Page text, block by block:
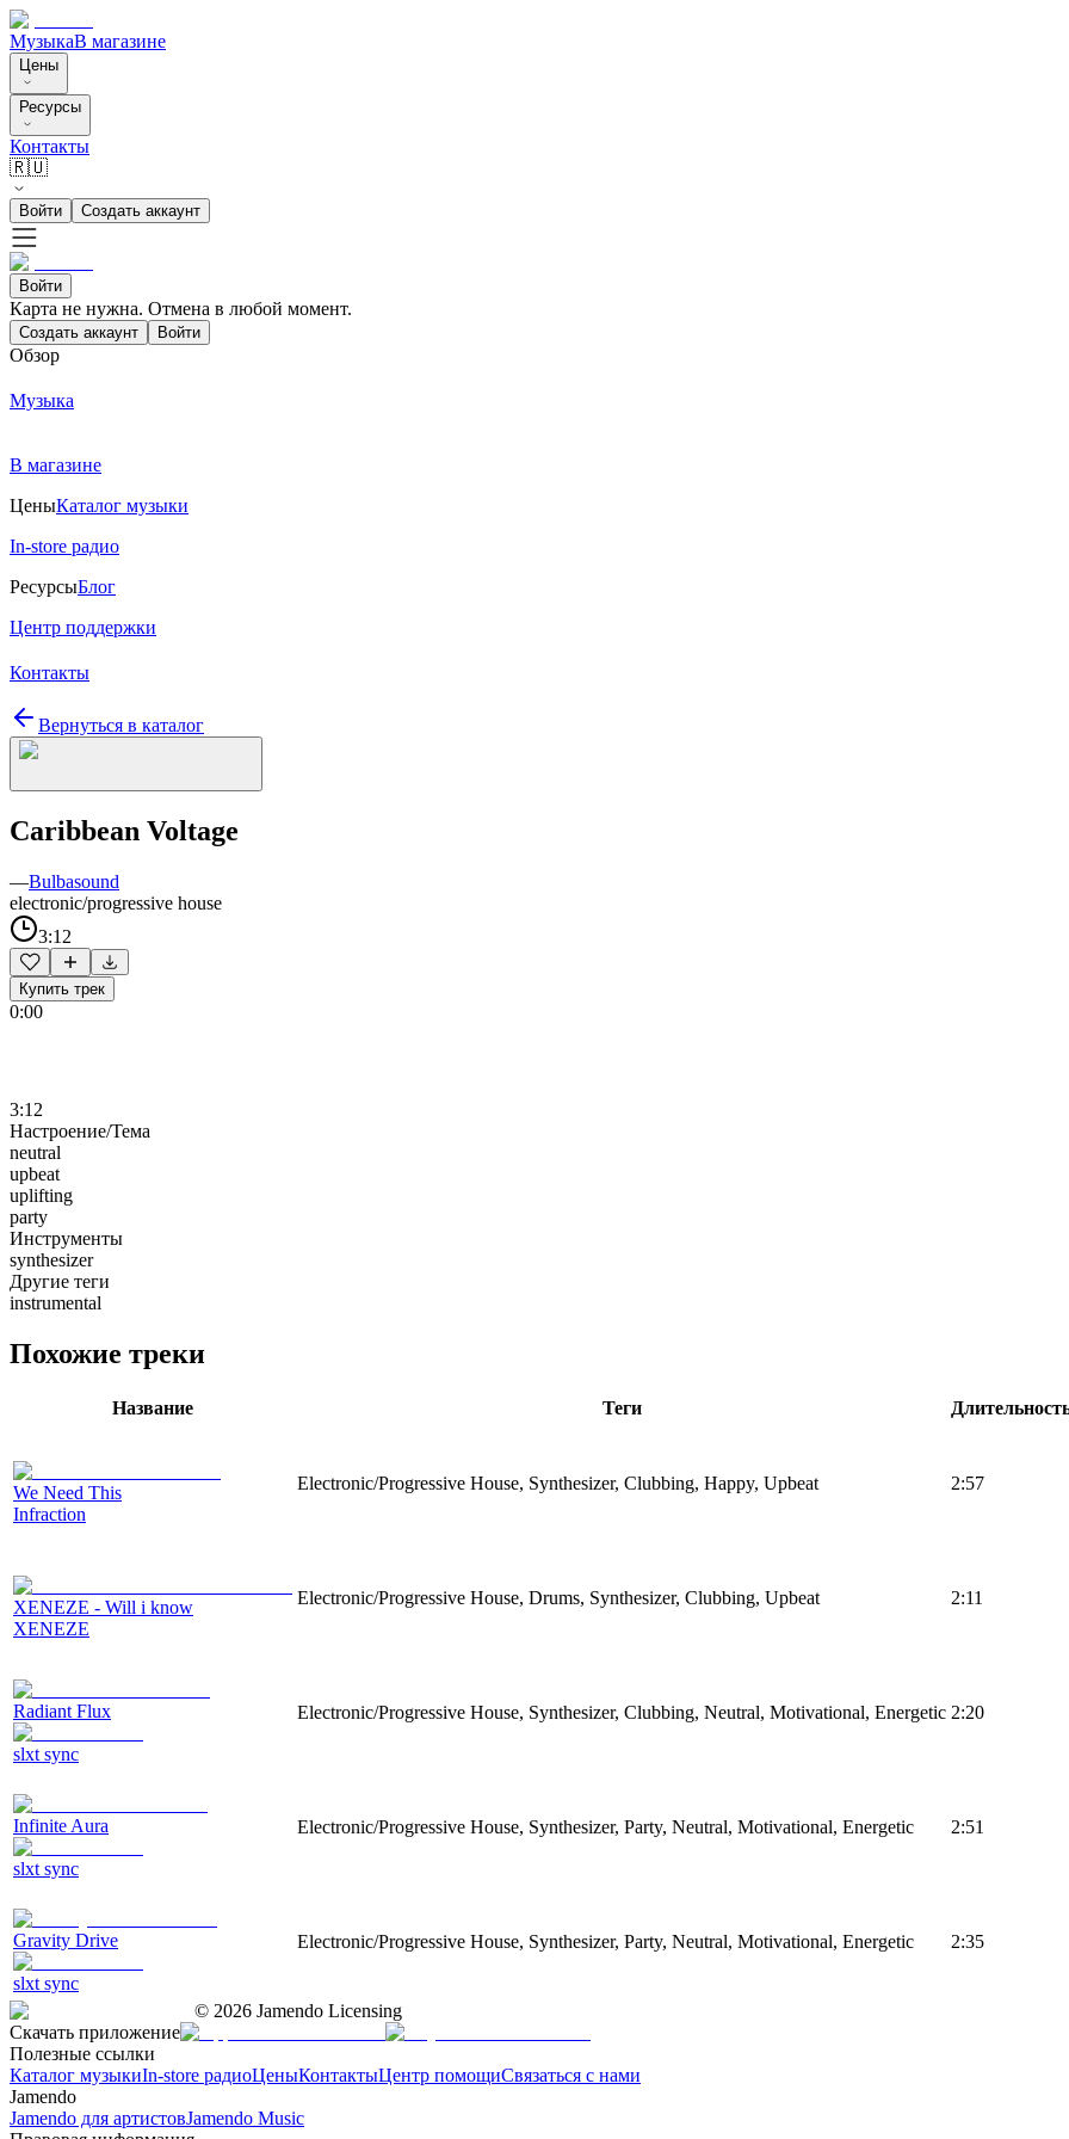
МузыкаВ магазине
Цены
Ресурсы
Контакты
🇷🇺
Войти Создать аккаунт
Войти
Карта не нужна. Отмена в любой момент.
Создать аккаунт Войти
Обзор
Музыка
В магазине
ЦеныКаталог музыки
In-store радио
РесурсыБлог
Центр поддержки
Контакты
Вернуться в каталог
Caribbean Voltage
—Bulbasound
electronic/progressive house
3:12
Купить трек
0:00
3:12
Настроение/Тема
neutral
upbeat
uplifting
party
Инструменты
synthesizer
Другие теги
instrumental
Похожие треки
Название Теги
We Need This
Infraction
Electronic/Progressive House, Synthesizer, Clubbing, Happy, Upbeat 2:57
XENEZE - Will i know
XENEZE
Electronic/Progressive House, Drums, Synthesizer, Clubbing, Upbeat 2:11
Radiant Flux
slxt sync
Electronic/Progressive House, Synthesizer, Clubbing, Neutral, Motivational, Energetic 2:20
Infinite Aura
slxt sync
Electronic/Progressive House, Synthesizer, Party, Neutral, Motivational, Energetic 2:51
Gravity Drive
slxt sync
Electronic/Progressive House, Synthesizer, Party, Neutral, Motivational, Energetic 2:35
© 2026 Jamendo Licensing
Скачать приложение
Полезные ссылки
Каталог музыкиIn-store радиоЦеныКонтактыЦентр помощиСвязаться с нами
Jamendo
Jamendo для артистовJamendo Music